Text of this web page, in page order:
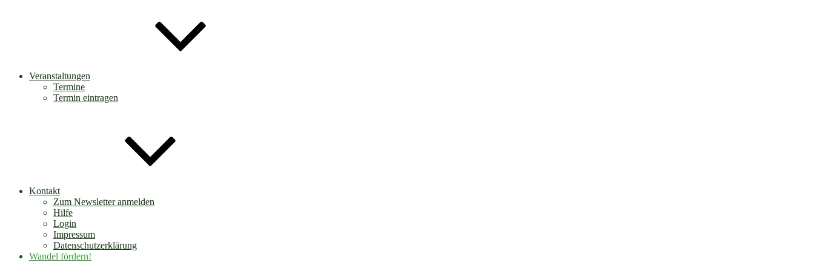
Veranstaltungen
Termine
Termin eintragen
Kontakt
Zum Newsletter anmelden
Hilfe
Login
Impressum
Datenschutzerklärung
Wandel fördern!